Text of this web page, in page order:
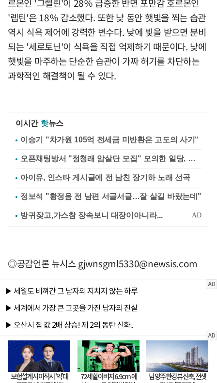
르몬인 '그렐린'이 28％ 급증한 반면 포만감 호르몬인
'렙틴'은 18％ 감소했다. 또한 낮 동안 햇빛을 쬐는 습관
역시 식욕 제어에 강력한 변수다. 낮에 빛을 받으면 분비
되는 '세로토닌'이 식욕을 직접 억제하기 때문이다. 낮에
햇빛을 마주하는 단순한 습관이 가짜 허기를 차단하는
과학적인 해결책이 될 수 있다.
이시간 핫뉴스
이승기 "차가원 105억 전세금 미반환은 고도의 사기"
오픈채팅방서 "정청래 암살단 모집" 모의한 일당, 불구속 송치
아이유, 인스타 게시글에 전 남친 장기하 노래 선곡
정보석 "황정음 전 남편 서글서글…잘 살길 바랐는데"
◎공감언론 뉴시스gjwnsgml5330@newsis.com